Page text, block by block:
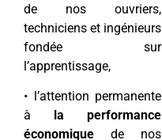
de nos ouvriers,
techniciens et ingénieurs
fondée sur
l’apprentissage,
• l’attention permanente
à la performance
économique de nos